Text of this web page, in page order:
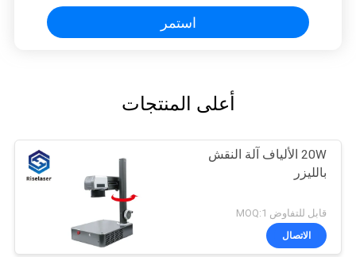
استمر
أعلى المنتجات
20W الألياف آلة النقش
بالليزر
قابل للتفاوض MOQ:1
الاتصال